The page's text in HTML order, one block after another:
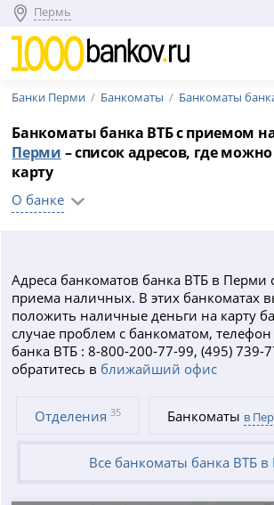
Пермь
Банки Перми Банкоматы Банкоматы
Банкоматы банка ВТБ с приемом
Перми – список адресов, где
карту
О банке
Адреса банкоматов банка ВТБ в Перми
приема наличных. В этих банкоматах
положить наличные деньги на карту
случае проблем с банкоматом,
банка ВТБ : 8-800-200-77-99, (495) 739-
обратитесь в ближайший офис
Отделения35 Банкоматы в
Все банкоматы банка ВТБ